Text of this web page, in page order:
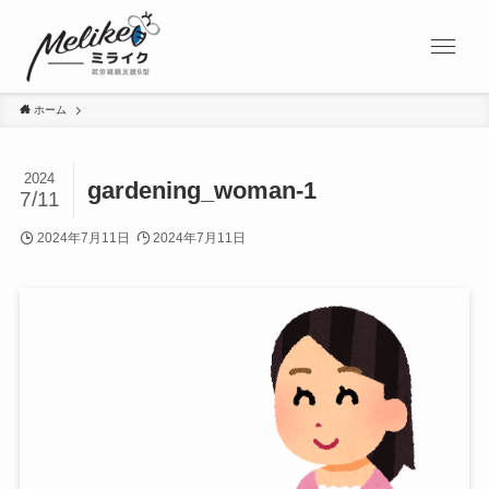
ホーム
gardening_woman-1
2024
7/11
2024年7月11日 2024年7月11日